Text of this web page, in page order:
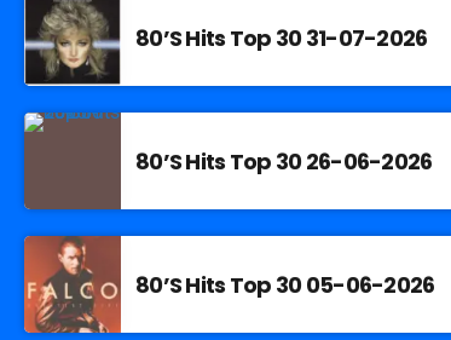
80’S Hits Top 30 31-07-2026
80’S Hits Top 30 26-06-2026
80’S Hits Top 30 05-06-2026